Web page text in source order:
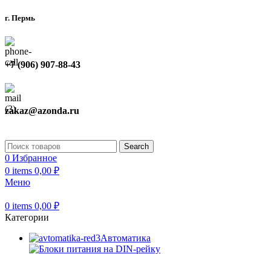
г. Пермь
+7 (906) 907-88-43
zakaz@azonda.ru
Search
0 Избранное
0 items 0,00 ₽
Меню
0 items 0,00 ₽
Категории
Автоматика